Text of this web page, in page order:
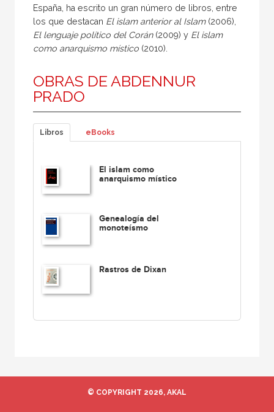
Escritor
Escritora
Ilustrador
Prologuista
Traductor
España, ha escrito un gran número de libros, entre
los que destacan El islam anterior al Islam(2006),
El lenguaje político del Corán(2009) y El islam
como anarquismo místico (2010).
OBRAS DE ABDENNUR
PRADO
Libros eBooks
El islam como
anarquismo místico
Genealogía del
monoteísmo
Rastros de Dixan
© COPYRIGHT 2026, AKAL